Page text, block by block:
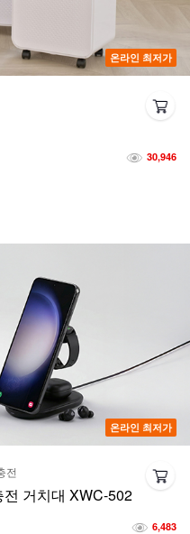
온라인 최저가
30,946
온라인 최저가
전
거치대 XWC-502
6,483